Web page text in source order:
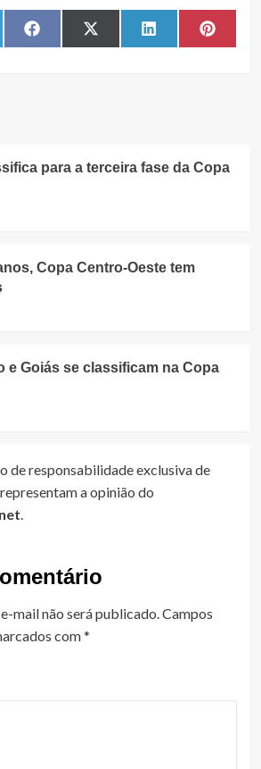
Share
on
FacebookShare
on
X
(Twitter)
Share
on
LinkedIn Share
on
para a terceira fase da Copa
Copa Centro-Oeste tem
e Goiás se classificam na Copa
de responsabilidade exclusiva de
a opinião do
.
mail não será publicado.Campos
com*